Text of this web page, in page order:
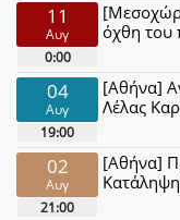
11
Αυγ
0:00
όχθη του
04
Αυγ
19:00
[Αθήνα]
Λέλας
02
Αυγ
21:00
[Αθήνα]